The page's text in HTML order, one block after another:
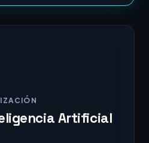
Artificial